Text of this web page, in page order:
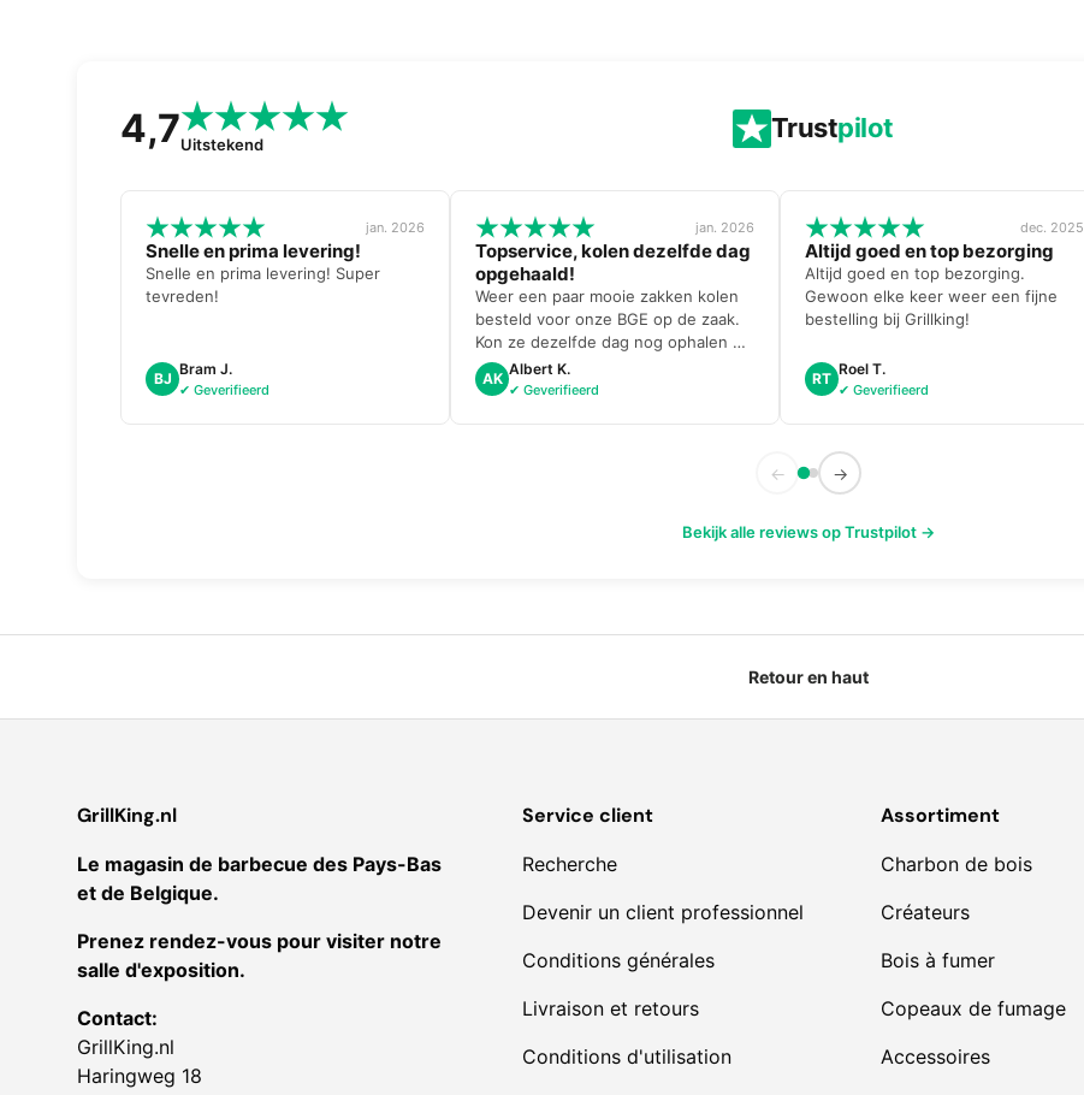
4,7Uitstekend
Trustpilot
jan. 2026
Snelle en prima levering!
Snelle en prima levering! Super
tevreden!
BJ
Bram J.
✔ Geverifieerd
jan. 2026
Topservice, kolen dezelfde dag
opgehaald!
Weer een paar mooie zakken kolen
besteld voor onze BGE op de zaak.
Kon ze dezelfde dag nog ophalen en
kreeg er zelfs gratis een doosje
aanmaakkrullen bij. Topservice weer!
AK
Albert K.
✔ Geverifieerd
dec. 2025
Altijd goed en top bezorging
Altijd goed en top bezorging.
Gewoon elke keer weer een fijne
bestelling bij Grillking!
RT
Roel T.
✔ Geverifieerd
← →
Bekijk alle reviews op Trustpilot →
Retour en haut
GrillKing.nl
Le magasin de barbecue des Pays-Bas
et de Belgique.
Prenez rendez-vous pour visiter notre
salle d'exposition.
Contact:
GrillKing.nl
Haringweg 18
Service client
Recherche
Devenir un client professionnel
Conditions générales
Livraison et retours
Conditions d'utilisation
Assortiment
Charbon de bois
Créateurs
Bois à fumer
Copeaux de fumage
Accessoires